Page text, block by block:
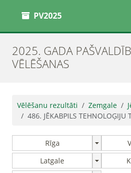
PV2025
2025. GADA
VĒLĒŠANAS
Vēlēšanu rezultāti Zemgale
486. JĒKABPILS TEHNOLOĢIJU
Rīga
Latgale